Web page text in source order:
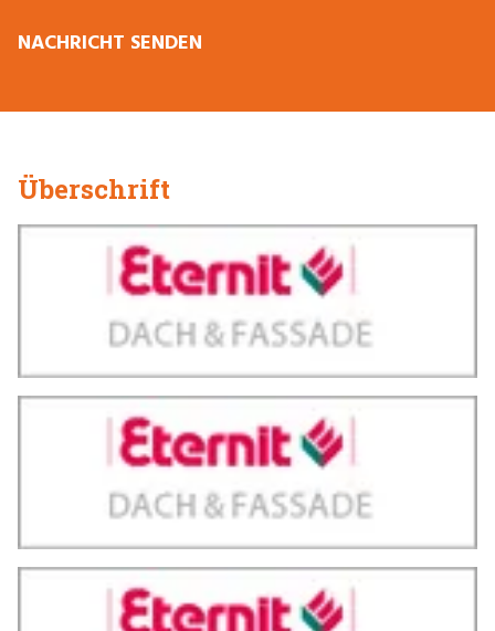
NACHRICHT SENDEN
Überschrift